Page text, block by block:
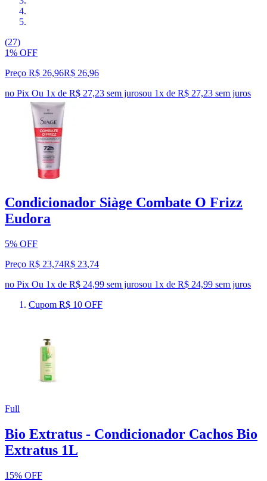
(27)
1% OFF
Preço R$ 26,96R$ 26,96
no Pix Ou 1x de R$ 27,23 sem jurosou 1x de R$ 27,23 sem juros
Condicionador Siàge Combate O Frizz
Eudora
5% OFF
Preço R$ 23,74R$ 23,74
no Pix Ou 1x de R$ 24,99 sem jurosou 1x de R$ 24,99 sem juros
Cupom R$ 10 OFF
Full
Bio Extratus - Condicionador Cachos Bio
Extratus 1L
15% OFF